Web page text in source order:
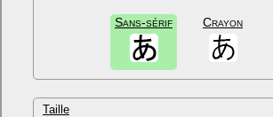
Sans-sérif Crayon
Taille